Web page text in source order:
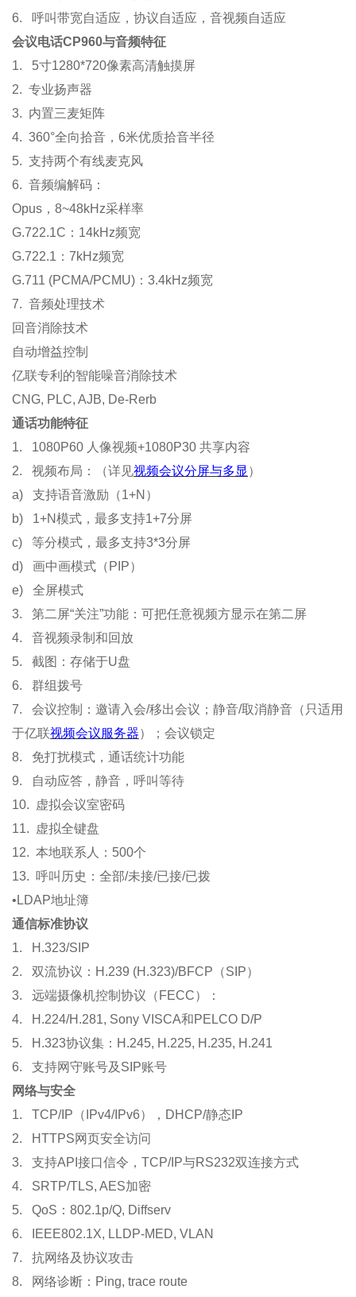
6. 呼叫带宽自适应，协议自适应，音视频自适应
会议电话CP960与音频特征
1. 5寸1280*720像素高清触摸屏
2. 专业扬声器
3. 内置三麦矩阵
4. 360°全向拾音，6米优质拾音半径
5. 支持两个有线麦克风
6. 音频编解码：
Opus，8~48kHz采样率
G.722.1C：14kHz频宽
G.722.1：7kHz频宽
G.711 (PCMA/PCMU)：3.4kHz频宽
7. 音频处理技术
回音消除技术
自动增益控制
亿联专利的智能噪音消除技术
CNG, PLC, AJB, De-Rerb
通话功能特征
1. 1080P60 人像视频+1080P30 共享内容
2. 视频布局：（详见视频会议分屏与多显 ）
a) 支持语音激励（1+N）
b) 1+N模式，最多支持1+7分屏
c) 等分模式，最多支持3*3分屏
d) 画中画模式（PIP）
e) 全屏模式
3. 第二屏“关注”功能：可把任意视频方显示在第二屏
4. 音视频录制和回放
5. 截图：存储于U盘
6. 群组拨号
7. 会议控制：邀请入会/移出会议；静音/取消静音（只适用
于亿联视频会议服务器）；会议锁定
8. 免打扰模式，通话统计功能
9. 自动应答，静音，呼叫等待
10. 虚拟会议室密码
11. 虚拟全键盘
12. 本地联系人：500个
13. 呼叫历史：全部/未接/已接/已拨
•LDAP地址簿
通信标准协议
1. H.323/SIP
2. 双流协议：H.239 (H.323)/BFCP（SIP）
3. 远端摄像机控制协议（FECC）：
4. H.224/H.281, Sony VISCA和PELCO D/P
5. H.323协议集：H.245, H.225, H.235, H.241
6. 支持网守账号及SIP账号
网络与安全
1. TCP/IP（IPv4/IPv6），DHCP/静态IP
2. HTTPS网页安全访问
3. 支持API接口信令，TCP/IP与RS232双连接方式
4. SRTP/TLS, AES加密
5. QoS：802.1p/Q, Diffserv
6. IEEE802.1X, LLDP-MED, VLAN
7. 抗网络及协议攻击
8. 网络诊断：Ping, trace route